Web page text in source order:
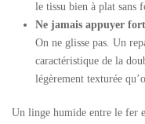
le tissu bien à plat sans
Ne jamais appuyer fort
On ne glisse pas. Un
caractéristique de la
légèrement texturée
Un linge humide entre le fer